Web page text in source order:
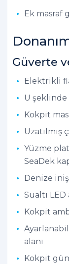
Ek masraf
Güverte
Elektrikli
U
Kokpit
Yüzme
SeaDek
Denize
Sualtı
Kokpit
alanı
Kokpit